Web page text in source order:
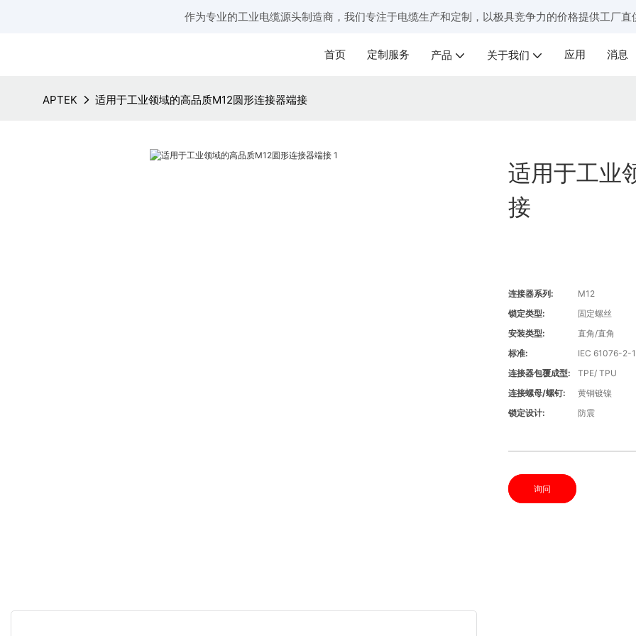
作为专业的工业电缆源头制造商，我们专注于电缆生产和定制，以极具竞争力的价格提供工厂
首页 定制服务 产品 关于我们 应用 消息
APTEK 适用于工业领域的高品质M12圆形连接器端接
适用于工业
接
连接器系列:
M12
锁定类型:
固定螺丝
安装类型:
直角/直角
标准:
IEC 61076-2-
连接器包覆成型:
TPE/ TPU
连接螺母/螺钉:
黄铜镀镍
锁定设计:
防震
询问